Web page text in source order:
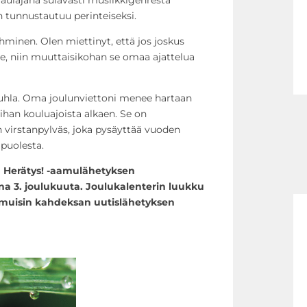
tunnustautuu perinteiseksi.
Olen miettinyt, että jos joskus
niin muuttaisikohan se omaa ajattelua
Oma joulunviettoni menee hartaan
kouluajoista alkaen. Se on
joka pysäyttää vuoden
-aamulähetyksen
3. joulukuuta. Joulukalenterin luukku
kahdeksan uutislähetyksen